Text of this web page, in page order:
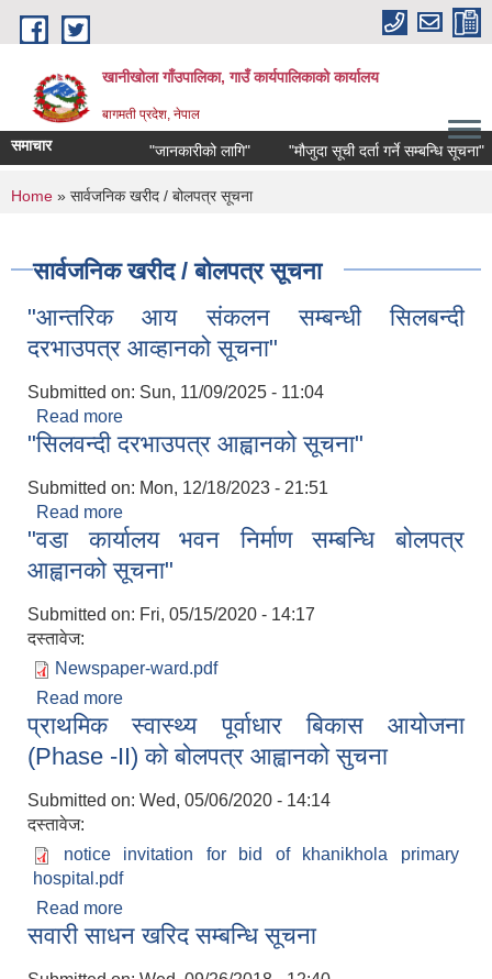
Skip to main content
खानीखोला गाँउपालिका, गाउँ कार्यपालिकाको कार्यालय
बागमती प्रदेश, नेपाल
समाचार "जानकारीको लागि" "मौजुदा सूची दर्ता गर्ने सम्बन्धि सूचना"
You are here
Home » सार्वजनिक खरीद / बोलपत्र सूचना
सार्वजनिक खरीद / बोलपत्र सूचना
"आन्तरिक आय संकलन सम्बन्धी सिलबन्दी
दरभाउपत्र आव्हानको सूचना"
Submitted on: Sun, 11/09/2025 - 11:04
Read more
दरभाउपत्र आव्हानको सूचना"
"सिलवन्दी दरभाउपत्र आह्वानको सूचना"
Submitted on: Mon, 12/18/2023 - 21:51
Read more
"वडा कार्यालय भवन निर्माण सम्बन्धि बोलपत्र
आह्वानको सूचना"
Submitted on: Fri, 05/15/2020 - 14:17
दस्तावेज:
Newspaper-ward.pdf
Read more
आह्वानको सूचना"
प्राथमिक स्वास्थ्य पूर्वाधार बिकास आयोजना
(Phase -II) को बोलपत्र आह्वानको सुचना
Submitted on: Wed, 05/06/2020 - 14:14
दस्तावेज:
notice invitation for bid of khanikhola primary
hospital.pdf
Read more
(Phase -II) को बोलपत्र आह्वानको सुचना
सवारी साधन खरिद सम्बन्धि सूचना